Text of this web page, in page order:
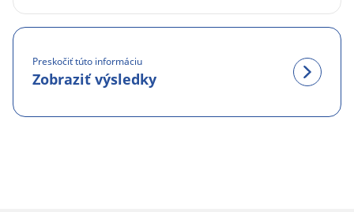
Preskočiť túto informáciu
Zobraziť výsledky